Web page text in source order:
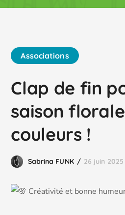
Associations
Clap de fin
saison
couleurs !
Sabrina FUNK 26 juin 2025
Créativité et bonne